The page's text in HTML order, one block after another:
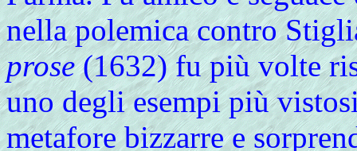
nella polemica contro
prose(1632) fu più volte
uno degli esempi più
metafore bizzarre e